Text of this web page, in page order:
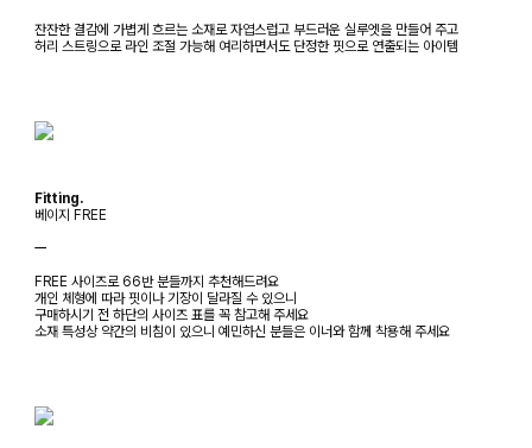
잔잔한 결감에 가볍게 흐르는 소재로 자엽스럽고 부드러운 실루엣을 만들어 주고
허리 스트링으로 라인 조절 가능해 여리하면서도 단정한 핏으로 연출되는 아이템
Fitting.
베이지 FREE
ㅡ
FREE 사이즈로 66반 분들까지 추천해드려요
개인 체형에 따라 핏이나 기장이 달라질 수 있으니
구매하시기 전 하단의 사이즈 표를 꼭 참고해 주세요
소재 특성상 약간의 비침이 있으니 예민하신 분들은 이너와 함께 착용해 주세요